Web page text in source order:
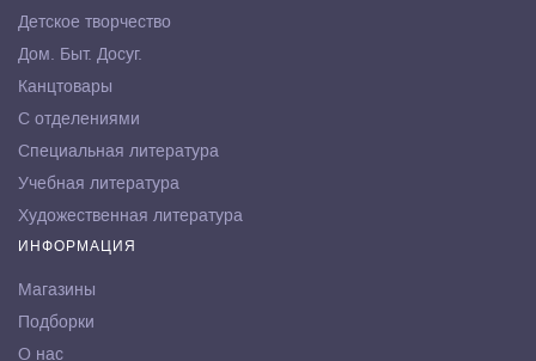
Детское творчество
Дом. Быт. Досуг.
Канцтовары
С отделениями
Специальная литература
Учебная литература
Художественная литература
ИНФОРМАЦИЯ
Магазины
Подборки
О нас